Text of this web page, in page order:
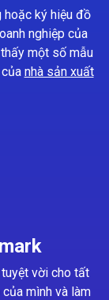
ký hiệu đồ
nghiệp của
một số mẫu
nhà sản xuất
vời cho tất
mình và làm